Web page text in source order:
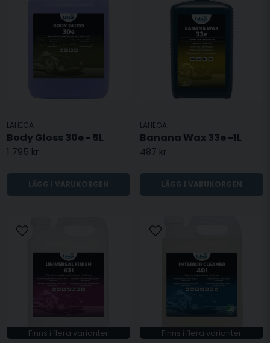
LAHEGA
Body Gloss 30e - 5L
1 795 kr
LÄGG I VARUKORGEN
LAHEGA
Banana Wax 33e -1L
487 kr
LÄGG I VARUKORGEN
Finns i flera varianter Finns i flera varianter